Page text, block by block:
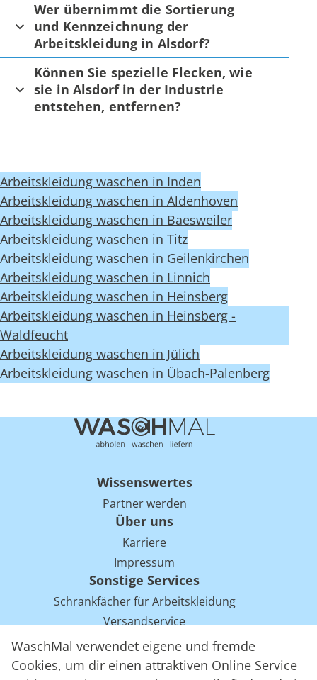
WaschMal verwendet eigene und fremde
Cookies, um dir einen attraktiven Online Service
Wer übernimmt die Sortierung
und Kennzeichnung der
Arbeitskleidung in Alsdorf?
Können Sie spezielle Flecken, wie
sie in Alsdorf in der Industrie
entstehen, entfernen?
Arbeitskleidung waschen in Inden
Arbeitskleidung waschen in Aldenhoven
Arbeitskleidung waschen in Baesweiler
Arbeitskleidung waschen in Titz
Arbeitskleidung waschen in Geilenkirchen
Arbeitskleidung waschen in Linnich
Arbeitskleidung waschen in Heinsberg
Arbeitskleidung waschen in Heinsberg -
Waldfeucht
Arbeitskleidung waschen in Jülich
Arbeitskleidung waschen in Übach-Palenberg
Wissenswertes
Partner werden
Über uns
Karriere
Impressum
Sonstige Services
Schrankfächer für Arbeitskleidung
Versandservice
Einsparpotentiale für Mietwäsche bei Arbeitskleidung
Arbeitskleidung Tracking mit RFID